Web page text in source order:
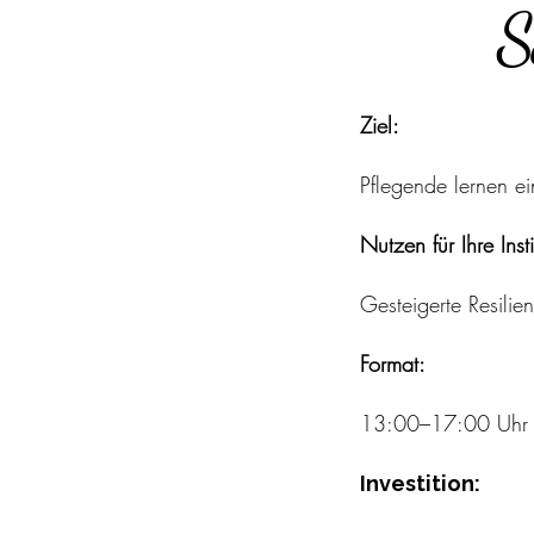
Ziel:
Pflegende lernen
Nutzen für Ihre
Gesteigerte
Format:
13:00–17:00 Uhr
Investition: